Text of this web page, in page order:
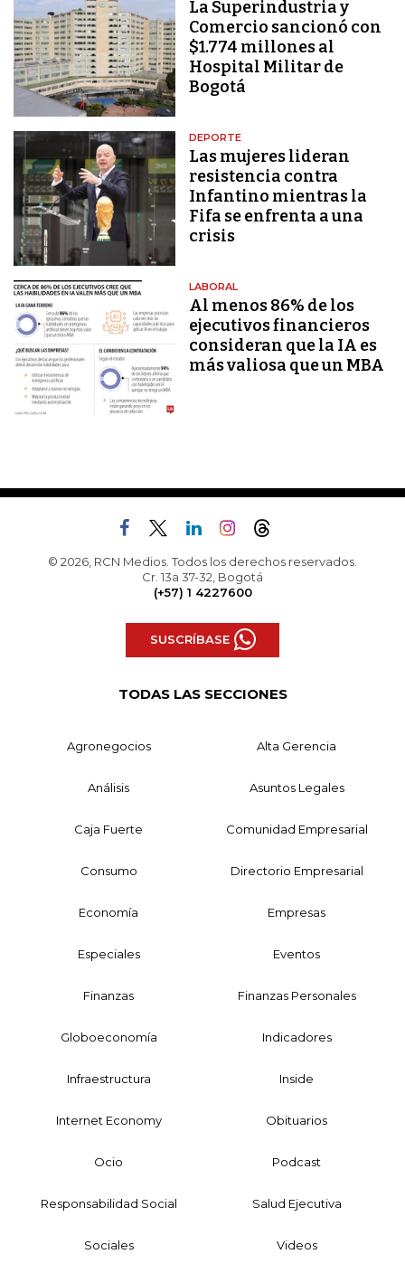
La Superindustria y
Comercio sancionó con
$1.774 millones al
Hospital Militar de
Bogotá
DEPORTE
Las mujeres lideran
resistencia contra
Infantino mientras la
Fifa se enfrenta a una
crisis
LABORAL
Al menos 86% de los
ejecutivos financieros
consideran que la IA es
más valiosa que un MBA
© 2026, RCN Medios. Todos los derechos reservados.
Cr. 13a 37-32, Bogotá
(+57) 1 4227600
SUSCRÍBASE
TODAS LAS SECCIONES
Agronegocios Alta Gerencia
Análisis Asuntos Legales
Caja Fuerte Comunidad Empresarial
Consumo Directorio Empresarial
Economía Empresas
Especiales Eventos
Finanzas Finanzas Personales
Globoeconomía Indicadores
Infraestructura Inside
Internet Economy Obituarios
Ocio Podcast
Responsabilidad Social Salud Ejecutiva
Sociales Videos